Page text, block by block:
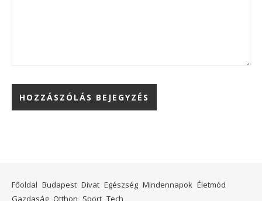
Főoldal Budapest Divat Egészség Mindennapok Életmód
Gazdaság Otthon Sport Tech